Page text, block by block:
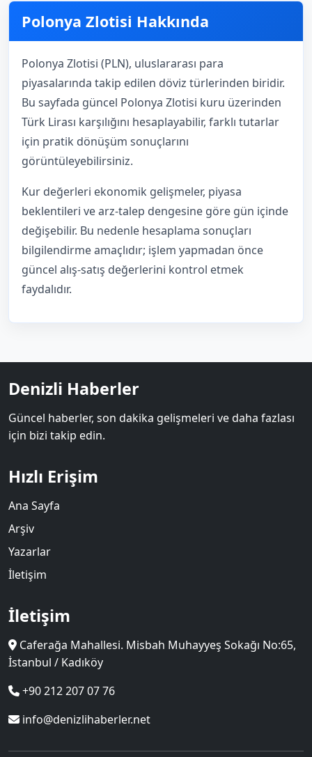
Polonya Zlotisi Hakkında
Polonya Zlotisi (PLN), uluslararası para
piyasalarında takip edilen döviz türlerinden biridir.
Bu sayfada güncel Polonya Zlotisi kuru üzerinden
Türk Lirası karşılığını hesaplayabilir, farklı tutarlar
için pratik dönüşüm sonuçlarını
görüntüleyebilirsiniz.
Kur değerleri ekonomik gelişmeler, piyasa
beklentileri ve arz-talep dengesine göre gün içinde
değişebilir. Bu nedenle hesaplama sonuçları
bilgilendirme amaçlıdır; işlem yapmadan önce
güncel alış-satış değerlerini kontrol etmek
faydalıdır.
Denizli Haberler
Güncel haberler, son dakika gelişmeleri ve daha fazlası
için bizi takip edin.
Hızlı Erişim
Ana Sayfa
Arşiv
Yazarlar
İletişim
İletişim
Caferağa Mahallesi. Misbah Muhayyeş Sokağı No:65,
İstanbul / Kadıköy
+90 212 207 07 76
info@denizlihaberler.net